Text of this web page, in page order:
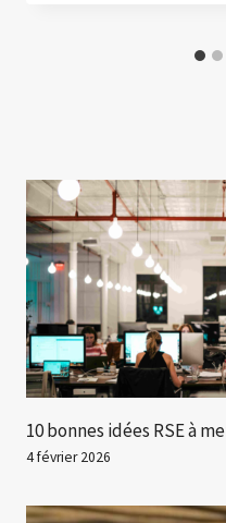
10 bonnes idées RSE à
4 février 2026